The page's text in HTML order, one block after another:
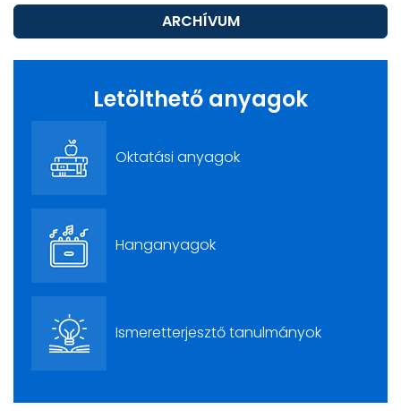
ARCHÍVUM
Letölthető anyagok
Oktatási anyagok
Hanganyagok
Ismeretterjesztő tanulmányok